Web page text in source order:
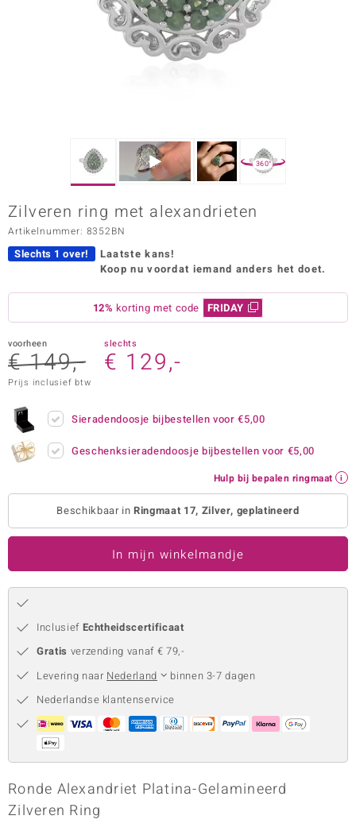
Vogue
Collection
360°
Zilveren ring met alexandrieten
Artikelnummer: 8352BN
Slechts 1 over!
Laatste kans!
Koop nu voordat iemand anders het doet.
12% korting met code FRIDAY
voorheen
€ 149,-
slechts
€ 129,-
Prijs inclusief btw
Sieradendoosje bijbestellen voor€5,00
Geschenksieradendoosje bijbestellen voor €5,00
Hulp bij bepalen ringmaat
Beschikbaar inRingmaat 17, Zilver, geplatineerd
In mijn winkelmandje
Inclusief Echtheidscertificaat
Gratis verzending vanaf € 79,-
Levering naar Nederland
binnen 3-7 dagen
Nederlandse klantenservice
Ronde Alexandriet Platina-Gelamineerd
Zilveren Ring